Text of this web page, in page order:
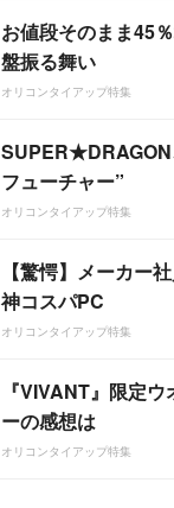
お値段そのまま45
盤振る舞い
オリコンタイアップ特集
SUPER★DRAGON
フューチャー”
オリコンタイアップ特集
【驚愕】メーカー
神コスパPC
オリコンタイアップ特集
『VIVANT』限定
ーの感想は
オリコンタイアップ特集